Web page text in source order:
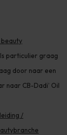
particulier graag
door naar een
naar CB-Dadi’ Oil
/